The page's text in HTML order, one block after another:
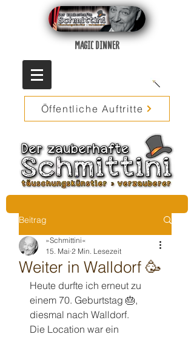
MAGIC DINNER
Öffentliche Auftritte
Beitrag
Weiter in Walldorf 🥳
»Schmittini«
15. Mai 2 Min. Lesezeit
Heute durfte ich erneut zu
einem 70. Geburtstag 🎂,
diesmal nach Walldorf.
Die Location war ein